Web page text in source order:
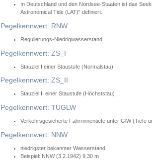
In Deutschland und den Nordsee-Staaten ist das
Astronomical Tide (LAT)" definiert.
Pegelkennwert: RNW
Regulierungs-Niedrigwasserstand
Pegelkennwert: ZS_I
Stauziel I einer Staustufe (Normalstau)
Pegelkennwert: ZS_II
Stauziel II einer Staustufe (Höchststau)
Pegelkennwert: TUGLW
Verkehrsgesicherte Fahrrinnentiefe unter GlW (Tiefe
Pegelkennwert: NNW
niedrigster bekannter Wasserstand
Beispiel: NNW (3.2.1942) 9,30 m